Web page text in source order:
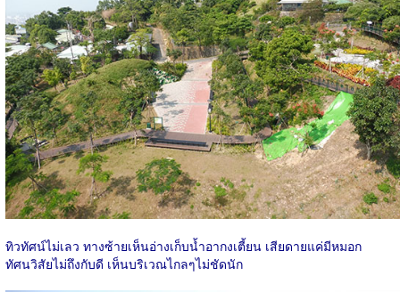
ทิวทัศน์ไม่เลว ทางซ้ายเห็นอ่างเก็บน้ำอากงเตี้ยน เสียดายแค่มีหมอก
ทัศนวิสัยไม่ถึงกับดี เห็นบริเวณไกลๆไม่ชัดนัก